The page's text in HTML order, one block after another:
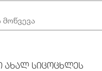
ახალ სიცოცხლეს